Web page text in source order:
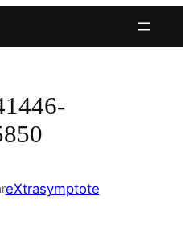
eXtrasymptote